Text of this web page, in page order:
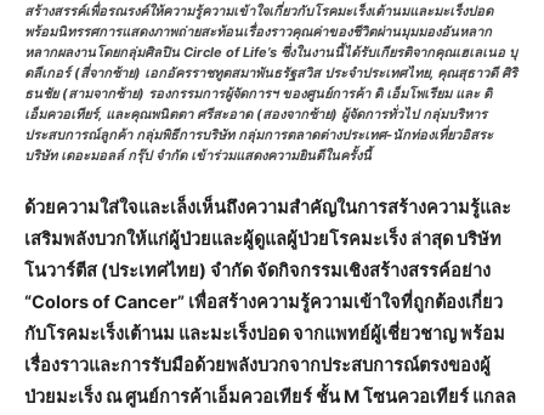
สร้างสรรค์เพื่อรณรงค์ให้ความรู้ความเข้าใจเกี่ยวกับโรคมะเร็งเต้านมและมะเร็งปอด
พร้อมนิทรรศการแสดงภาพถ่ายสะท้อนเรื่องราวคุณค่าของชีวิตผ่านมุมมองอันหลาก
หลากผลงานโดยกลุ่มศิลปิน Circle of Life’s ซึ่งในงานนี้ได้รับเกียรติจากคุณเฮเลเนอ บุ
ดลีเกอร์ (สี่จากซ้าย) เอกอัครราชทูตสมาพันธรัฐสวิส ประจำประเทศไทย, คุณสุธาวดี ศิริ
ธนชัย (สามจากซ้าย) รองกรรมการผู้จัดการฯ ของศูนย์การค้า ดิ เอ็มโพเรียม และ ดิ
เอ็มควอเทียร์, และคุณพนิตตา ศรีสะอาด (สองจากซ้าย) ผู้จัดการทั่วไป กลุ่มบริหาร
ประสบการณ์ลูกค้า กลุ่มพิธีการบริษัท กลุ่มการตลาดต่างประเทศ-นักท่องเที่ยวอิสระ
บริษัท เดอะมอลล์ กรุ๊ป จำกัด เข้าร่วมแสดงความยินดีในครั้งนี้
ด้วยความใส่ใจและเล็งเห็นถึงความสำคัญในการสร้างความรู้และ
เสริมพลังบวกให้แก่ผู้ป่วยและผู้ดูแลผู้ป่วยโรคมะเร็ง ล่าสุด บริษัท
โนวาร์ตีส (ประเทศไทย) จำกัด จัดกิจกรรมเชิงสร้างสรรค์อย่าง
“Colors of Cancer” เพื่อสร้างความรู้ความเข้าใจที่ถูกต้องเกี่ยว
กับโรคมะเร็งเต้านม และมะเร็งปอด จากแพทย์ผู้เชี่ยวชาญ พร้อม
เรื่องราวและการรับมือด้วยพลังบวกจากประสบการณ์ตรงของผู้
ป่วยมะเร็ง ณ ศูนย์การค้าเอ็มควอเทียร์ ชั้น M โซนควอเทียร์ แกลล